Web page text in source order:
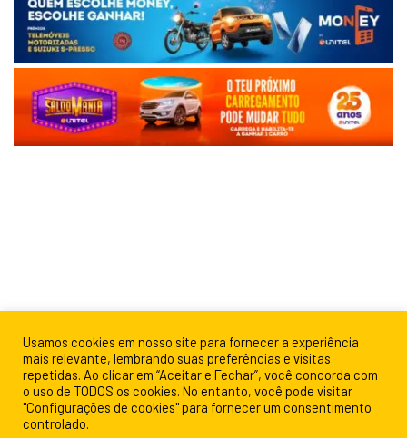
Usamos cookies em nosso site para fornecer a experiência
mais relevante, lembrando suas preferências e visitas
repetidas. Ao clicar em “Aceitar e Fechar”, você concorda com
o uso de TODOS os cookies. No entanto, você pode visitar
"Configurações de cookies" para fornecer um consentimento
controlado.